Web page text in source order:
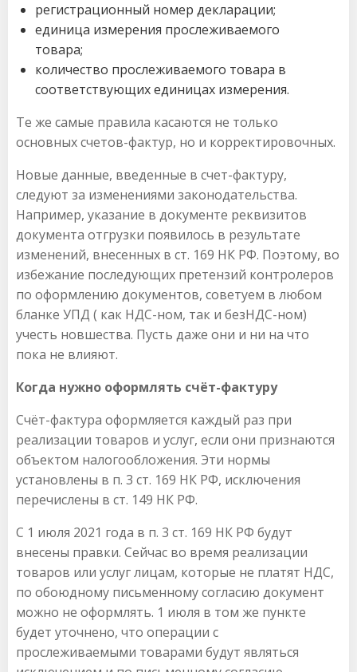
регистрационный номер декларации;
единица измерения прослеживаемого
товара;
количество прослеживаемого товара в
соответствующих единицах измерения.
Те же самые правила касаются не только
основных счетов-фактур, но и корректировочных.
Новые данные, введенные в счет-фактуру,
следуют за изменениями законодательства.
Например, указание в документе реквизитов
документа отгрузки появилось в результате
изменений, внесенных в ст. 169 НК РФ. Поэтому, во
избежание последующих претензий контролеров
по оформлению документов, советуем в любом
бланке УПД ( как НДС-ном, так и безНДС-ном)
учесть новшества. Пусть даже они и ни на что
пока не влияют.
Когда нужно оформлять счёт-фактуру
Счёт-фактура оформляется каждый раз при
реализации товаров и услуг, если они признаются
объектом налогообложения. Эти нормы
установлены в п. 3 ст. 169 НК РФ, исключения
перечислены в ст. 149 НК РФ.
С 1 июля 2021 года в п. 3 ст. 169 НК РФ будут
внесены правки. Сейчас во время реализации
товаров или услуг лицам, которые не платят НДС,
по обоюдному письменному согласию документ
можно не оформлять. 1 июля в том же пункте
будет уточнено, что операции с
прослеживаемыми товарами будут являться